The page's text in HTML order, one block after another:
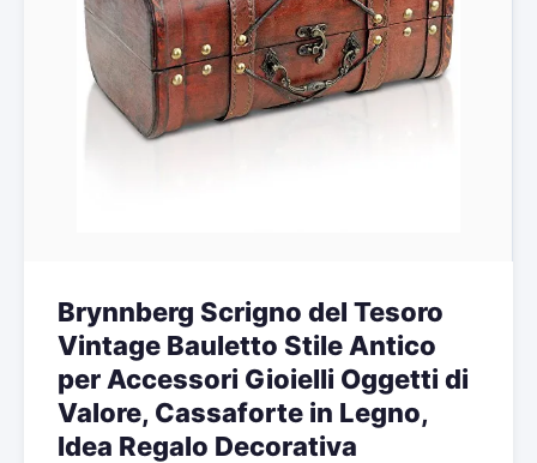
Brynnberg Scrigno del Tesoro
Vintage Bauletto Stile Antico
per Accessori Gioielli Oggetti di
Valore, Cassaforte in Legno,
Idea Regalo Decorativa